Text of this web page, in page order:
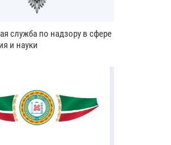
служба по надзору в сфере
и науки